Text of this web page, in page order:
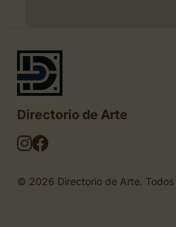
Directorio de Arte
© 2026 Directorio de Arte. Todos